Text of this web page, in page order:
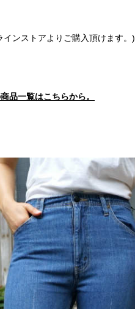
ンストアよりご購入頂けます。)
品一覧はこちらから。